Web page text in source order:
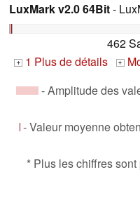
LuxMark v2.0 64Bit-
462
+ 1 Plus de détails +
- Amplitude des
- Valeur moyenne
* Plus les chiffres